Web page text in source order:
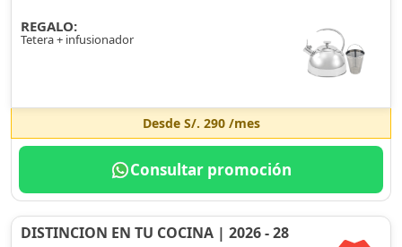
REGALO:
Tetera + infusionador
Desde S/. 290/mes
Consultar promoción
DISTINCION EN TU COCINA | 2026 - 28